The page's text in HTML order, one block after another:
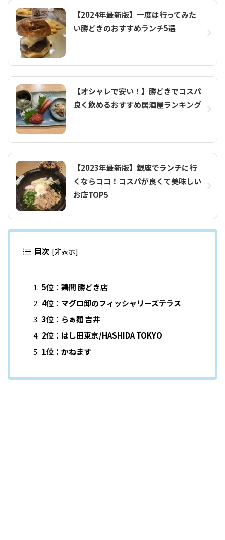
【2024年最新版】一度は行ってみた
い勝どきのおすすめランチ5選
【オシャレで安い！】勝どきでコスパ
良く飲めるおすすめ居酒屋ランキング
【2023年最新版】銀座でランチに行
くならココ！コスパが良くて美味しい
お店TOP5
目次 [非表示]
5位：鶏鬨 勝どき店
4位：マグロ卸のフィッシャリーズテラス
3位：らぁ麺 吉井
2位：はし田東京/HASHIDA TOKYO
1位：かねます